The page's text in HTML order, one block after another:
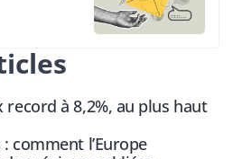
record à 8,2%, au plus haut
comment l’Europe